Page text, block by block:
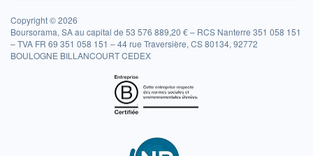
Copyright © 2026
Boursorama, SA au capital de 53 576 889,20 € – RCS Nanterre 351 058 151
– TVA FR 69 351 058 151 – 44 rue Traversière, CS 80134, 92772
BOULOGNE BILLANCOURT CEDEX